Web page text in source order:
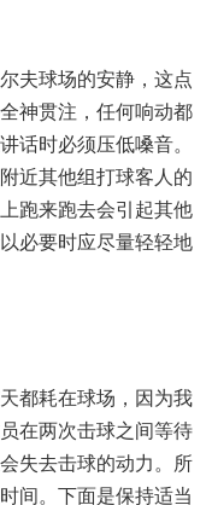
夫球场的安静，这点
神贯注，任何响动都
话时必须压低嗓音。
近其他组打球客人的
跑来跑去会引起其他
必要时应尽量轻轻地
都耗在球场，因为我
在两次击球之间等待
失去击球的动力。所
间。下面是保持适当